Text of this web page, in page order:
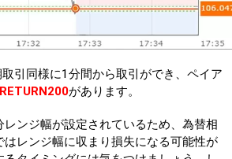
引同様に1分間から取引ができ、ペイア
RETURN200があります。
ンジ幅が設定されているため、為替相
レンジ幅に収まり損失になる可能性が